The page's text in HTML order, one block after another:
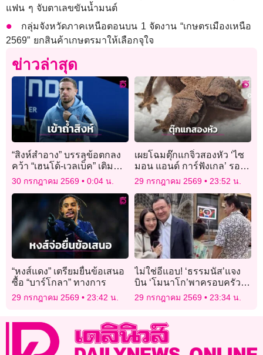
แฟน ๆ จับตาเลขขันน้ำมนต์
กลุ่มจังหวัดภาคเหนือตอนบน 1 จัดงาน “เกษตรเมืองเหนือ
2569” ยกสินค้าเกษตรมาให้เลือกจุใจ
ข่าวล่าสุด
“สิงห์สำอาง” บรรลุข้อตกลง
คว้า “เฮนโด้-เวลเบ็ค” เติม
ความเก๋า
30 กรกฎาคม 2569 0:04 น.
เผยโฉมตุ๊กแกจิ๋วสองหัว ‘ไซ
มอน แอนด์ การ์ฟังเกล’ รอด
ชีวิตครบ 1 เดือน
29 กรกฎาคม 2569 23:52 น.
“หงส์แดง” เตรียมยื่นข้อเสนอ
ซื้อ “บาร์โกลา” ทางการ
29 กรกฎาคม 2569 23:42 น.
ไม่ใช่อีแอบ! ‘ธรรมนัส’แจง
บิน ‘โมนาโก’พาครอบครัว
พักผ่อน ปัดพบ ‘ทักษิณ #ไม่มี
ปฏิญญาMonaco
29 กรกฎาคม 2569 23:34 น.